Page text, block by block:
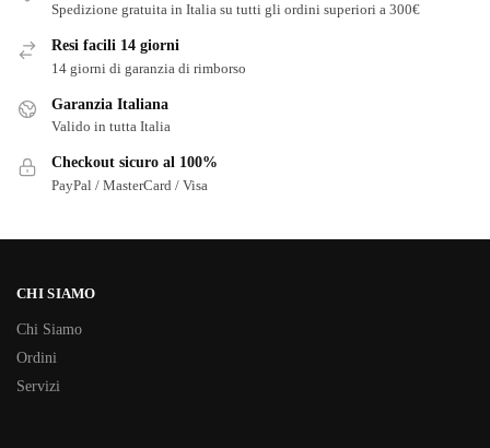
Spedizione gratuita in Italia su tutti gli ordini superiori a 300€
Resi facili 14 giorni
14 giorni di garanzia di rimborso
Garanzia Italiana
Valido in tutta Italia
Checkout sicuro al 100%
PayPal / MasterCard / Visa
CHI SIAMO
Chi Siamo
Ordini
Servizi